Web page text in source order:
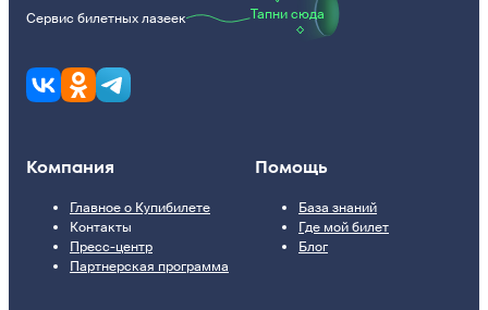
Сервис билетных лазеек Тапни сюда
Компания
Главное о Купибилете
Контакты
Пресс-центр
Партнерская программа
Помощь
База знаний
Где мой билет
Блог